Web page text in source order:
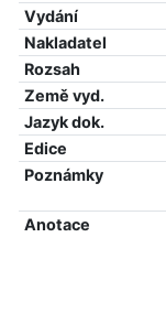
Vydání
Nakladatel
Rozsah
Země vyd.
Jazyk dok.
Edice
Poznámky
Anotace